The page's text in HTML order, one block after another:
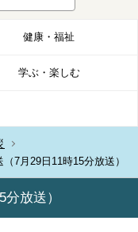
健康・福祉
学ぶ・楽しむ
7月29日11時15分放送）
放送）